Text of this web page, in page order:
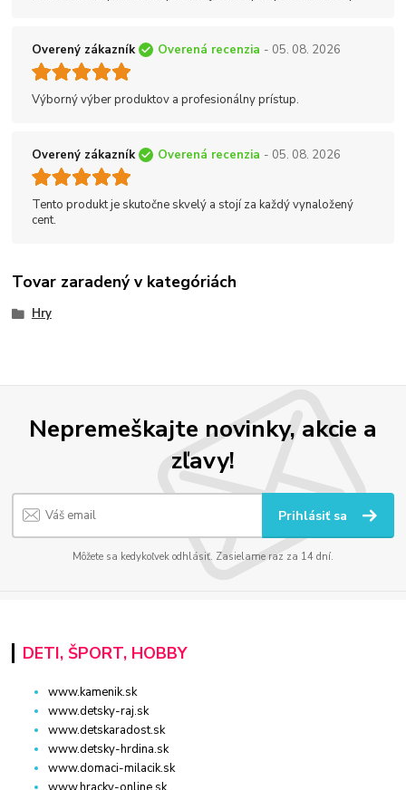
Overený zákazník Overená recenzia - 05. 08. 2026
Výborný výber produktov a profesionálny prístup.
Overený zákazník Overená recenzia - 05. 08. 2026
Tento produkt je skutočne skvelý a stojí za každý vynaložený
cent.
Tovar zaradený v kategóriách
Hry
Nepremeškajte novinky, akcie a
zľavy!
Prihlásiť sa
Môžete sa kedykoľvek odhlásiť. Zasielame raz za 14 dní.
DETI, ŠPORT, HOBBY
www.kamenik.sk
www.detsky-raj.sk
www.detskaradost.sk
www.detsky-hrdina.sk
www.domaci-milacik.sk